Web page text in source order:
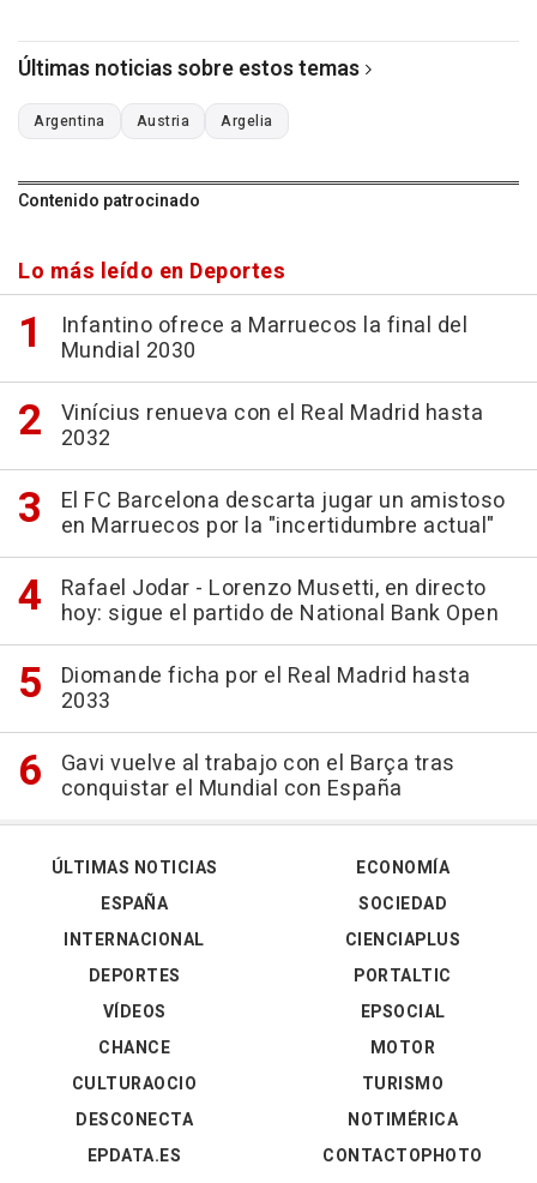
Últimas noticias sobre estos temas
Argentina Austria Argelia
Contenido patrocinado
Lo más leído en Deportes
Infantino ofrece a Marruecos la final del
Mundial 2030
Vinícius renueva con el Real Madrid hasta
2032
El FC Barcelona descarta jugar un amistoso
en Marruecos por la "incertidumbre actual"
Rafael Jodar - Lorenzo Musetti, en directo
hoy: sigue el partido de National Bank Open
Diomande ficha por el Real Madrid hasta
2033
Gavi vuelve al trabajo con el Barça tras
conquistar el Mundial con España
ÚLTIMAS NOTICIAS
ESPAÑA
INTERNACIONAL
DEPORTES
VÍDEOS
ECONOMÍA
SOCIEDAD
CIENCIAPLUS
PORTALTIC
EPSOCIAL
CHANCE
CULTURAOCIO
DESCONECTA
EPDATA.ES
MOTOR
TURISMO
NOTIMÉRICA
CONTACTOPHOTO